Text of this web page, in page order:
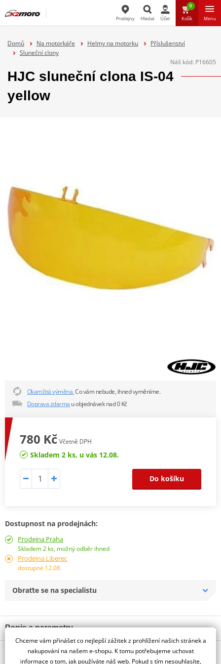
Hledat
Prodejny Hledat Účet
0
Košík Menu
Domů Na motorkáře Helmy na motorku
Příslušenství
Sluneční clony
Náš kód: P16605
HJC sluneční clona IS-04
yellow
Okamžitá výměna.Co vám nebude, ihned vyměníme.
Doprava zdarma u objednávek nad 0 Kč
780 Kč Včetně DPH
Skladem 2 ks, u vás 12.08.
Do košíku
Dostupnost na prodejnách:
Prodejna Praha
Skladem 2 ks, možný odběr ihned
Prodejna Liberec
dostupné 12.08.
Obraťte se na specialistu
Popis a parametry
Jsme autorizovaný
dealer značky HJC
O výrobci
Chceme vám přinášet co nejlepší zážitek z prohlížení našich stránek a
nakupování na našem e-shopu. K tomu potřebujeme uchovat
informace o tom, jak používáte náš web. Pokud s tím nesouhlasíte,